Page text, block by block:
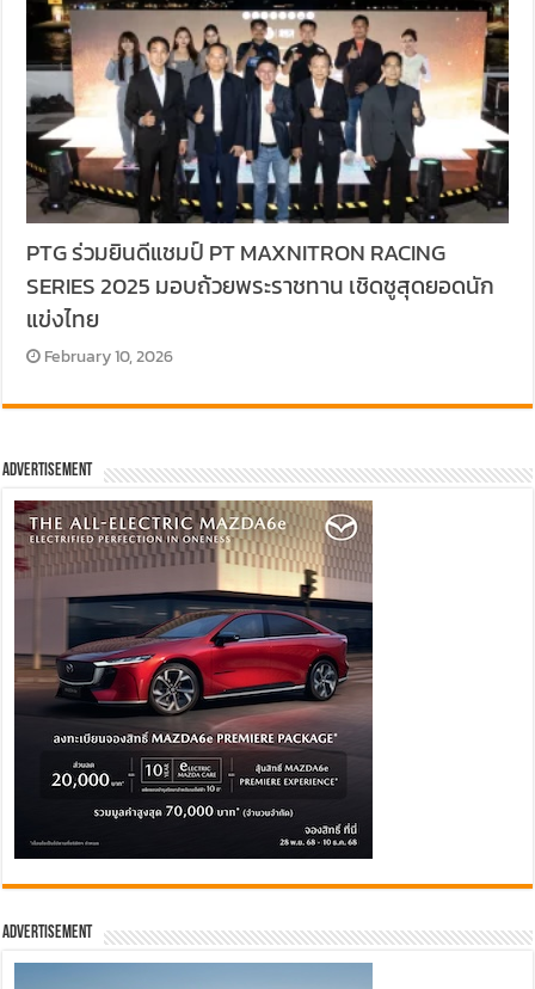
PTG ร่วมยินดีแชมป์ PT MAXNITRON RACING
SERIES 2025 มอบถ้วยพระราชทาน เชิดชูสุดยอดนัก
แข่งไทย
February 10, 2026
Advertisement
Advertisement